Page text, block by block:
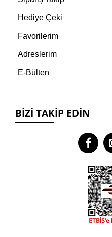
Hediye Çeki
Favorilerim
Adreslerim
E-Bülten
BIZI TAKIP EDIN